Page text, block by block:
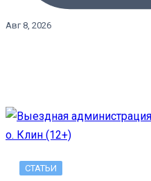
Авг 8, 2026
СТАТЬИ